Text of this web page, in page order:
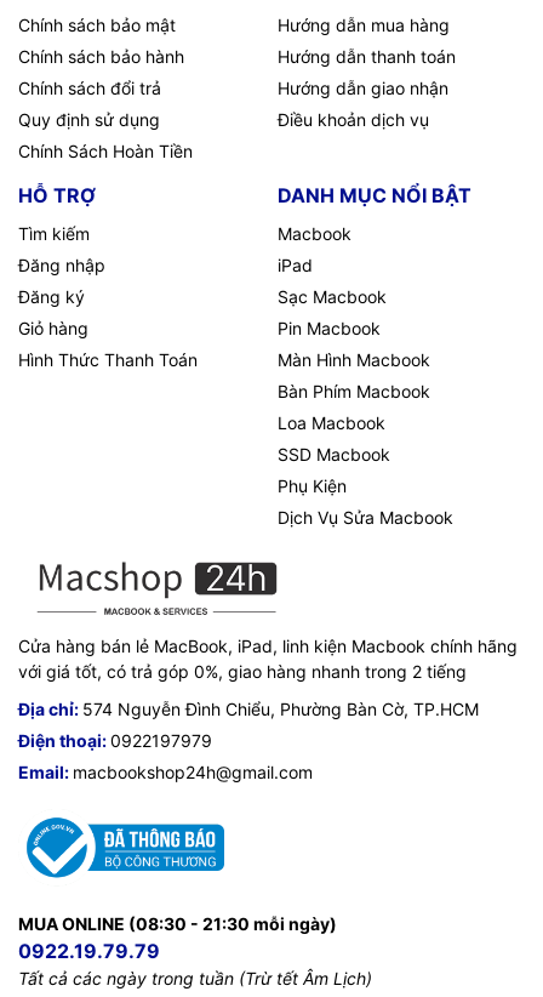
Chính sách bảo mật
Chính sách bảo hành
Chính sách đổi trả
Quy định sử dụng
Chính Sách Hoàn Tiền
Hướng dẫn mua hàng
Hướng dẫn thanh toán
Hướng dẫn giao nhận
Điều khoản dịch vụ
HỖ TRỢ
Tìm kiếm
Đăng nhập
Đăng ký
Giỏ hàng
Hình Thức Thanh Toán
DANH MỤC NỔI BẬT
Macbook
iPad
Sạc Macbook
Pin Macbook
Màn Hình Macbook
Bàn Phím Macbook
Loa Macbook
SSD Macbook
Phụ Kiện
Dịch Vụ Sửa Macbook
Cửa hàng bán lẻ MacBook, iPad, linh kiện Macbook chính hãng
với giá tốt, có trả góp 0%, giao hàng nhanh trong 2 tiếng
Địa chỉ: 574 Nguyễn Đình Chiểu, Phường Bàn Cờ, TP.HCM
Điện thoại:0922197979
Email: macbookshop24h@gmail.com
MUA ONLINE (08:30 - 21:30 mỗi ngày)
0922.19.79.79
Tất cả các ngày trong tuần (Trừ tết Âm Lịch)